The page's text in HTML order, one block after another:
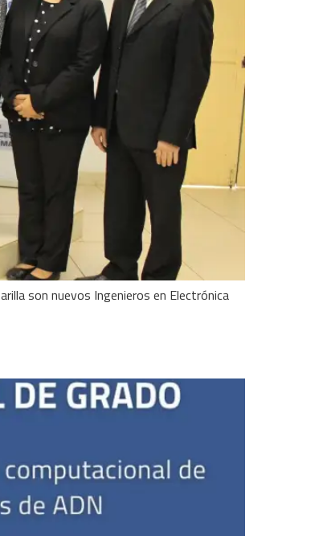
son nuevos Ingenieros en Electrónica